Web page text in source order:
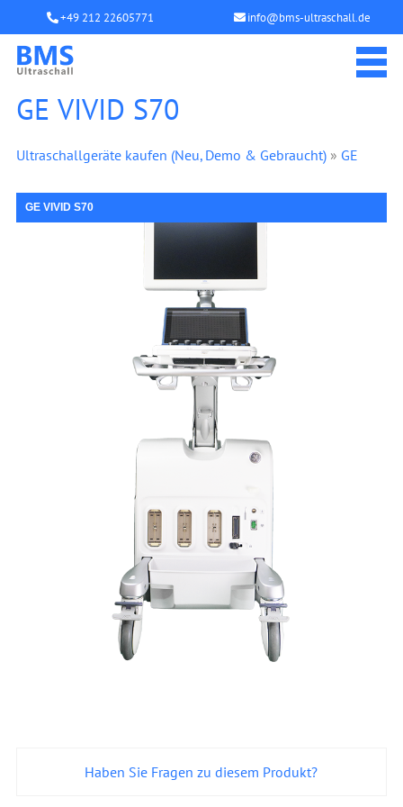
+49 212 22605771 info@bms-ultraschall.de
GE VIVID S70
Ultraschallgeräte kaufen (Neu, Demo & Gebraucht)» GE
GE VIVID S70
Haben Sie Fragen zu diesem Produkt?